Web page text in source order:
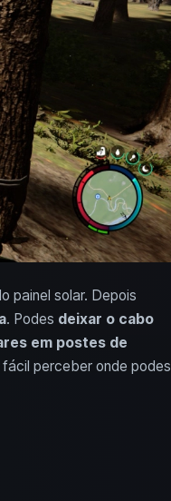
painel solar. Depois
. Podes deixar o cabo
em postes de
perceber onde podes